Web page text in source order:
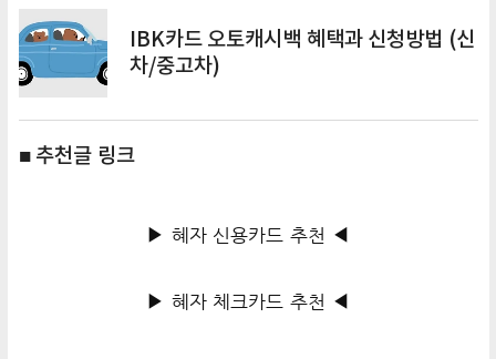
IBK카드 오토캐시백 혜택과 신청방법 (신
차/중고차)
■ 추천글 링크
▶ 혜자 신용카드 추천 ◀
▶ 혜자 체크카드 추천 ◀